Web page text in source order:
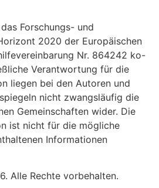
Forschungs- und
2020 der Europäischen
Nr. 864242 ko-
Verantwortung für die
liegen bei den Autoren und
nicht zwangsläufig die
Gemeinschaften wider. Die
ist nicht für die mögliche
Informationen
Alle Rechte vorbehalten.